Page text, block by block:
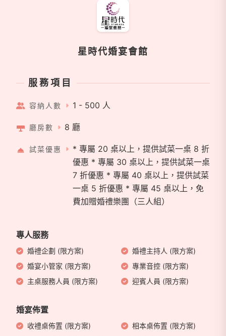
星時代婚宴會館
服務項目
容納人數 1 - 500 人
廳房數 8 廳
試菜優惠
* 專屬 20 桌以上，提供試菜一桌 8 折
優惠 * 專屬 30 桌以上，提供試菜一桌
7 折優惠 * 專屬 40 桌以上，提供試菜
一桌 5 折優惠 * 專屬 45 桌以上，免
費加贈婚禮樂團（三人組）
專人服務
婚禮企劃 (限方案)
婚禮主持人 (限方案)
婚宴小管家 (限方案)
專業音控 (限方案)
主桌服務人員 (限方案)
迎賓人員 (限方案)
婚宴佈置
收禮桌佈置 (限方案)
相本桌佈置 (限方案)